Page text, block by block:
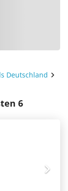
Deutschland
6